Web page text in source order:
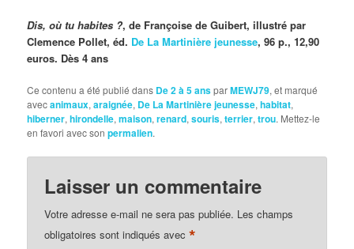
Dis, où tu habites ?, de Françoise de Guibert, illustré par
Clemence Pollet, éd. De La Martinière jeunesse, 96 p., 12,90
euros. Dès 4 ans
Ce contenu a été publié dans De 2 à 5 ansparMEWJ79, et marqué
avecanimaux,araignée, De La Martinière jeunesse,habitat,
hiberner,hirondelle,maison,renard,souris,terrier,trou. Mettez-le
en favori avec sonpermalien.
Laisser un commentaire
Votre adresse e-mail ne sera pas publiée. Les champs
obligatoires sont indiqués avec*